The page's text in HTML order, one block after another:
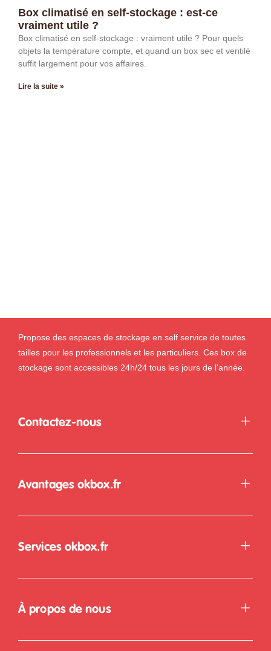
Box climatisé en self-stockage : est-ce
vraiment utile ?
Box climatisé en self-stockage : vraiment utile ? Pour quels
objets la température compte, et quand un box sec et ventilé
suffit largement pour vos affaires.
Lire la suite »
Propose des espaces de stockage en self service de toutes
tailles pour les professionnels et les particuliers. Ces box de
stockage sont accessibles 24h/24 tous les jours de l'année.
Contactez-nous
Avantages okbox.fr
Services okbox.fr
À propos de nous